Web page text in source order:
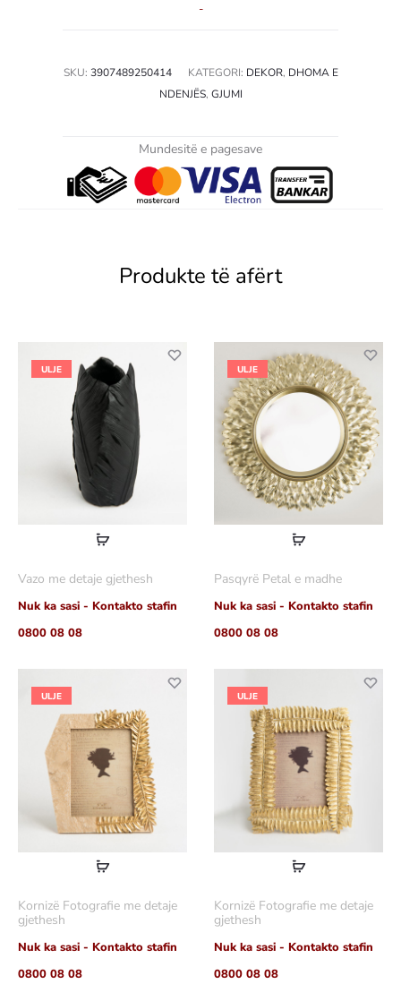
-
SKU: 3907489250414 KATEGORI: DEKOR, DHOMA E
NDENJËS, GJUMI
Mundesitë e pagesave
Produkte të afërt
ULJE
Lexoni
shumë
Vazo me detaje gjethesh
Nuk ka sasi - Kontakto stafin
0800 08 08
ULJE
Lexoni
Pasqyrë Petal e madhe
Nuk ka sasi - Kontakto stafin
0800 08 08
ULJE
Lexoni
Kornizë Fotografie me detaje
gjethesh
Nuk ka sasi - Kontakto stafin
0800 08 08
ULJE
Lexoni
Kornizë Fotografie me detaje
gjethesh
Nuk ka sasi - Kontakto stafin
0800 08 08